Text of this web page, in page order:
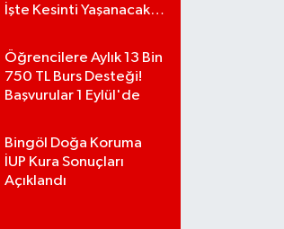
İşte Kesinti Yaşanacak
Öğrencilere Aylık 13 Bin
750 TL Burs Desteği!
Başvurular 1 Eylül'de
Bingöl Doğa Koruma
İUP Kura Sonuçları
Açıklandı